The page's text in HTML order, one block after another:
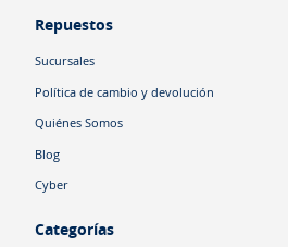
Repuestos
Sucursales
Política de cambio y devolución
Quiénes Somos
Blog
Cyber
Categorías